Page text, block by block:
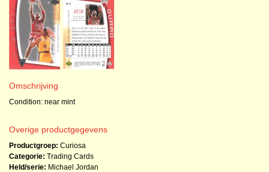
Omschrijving
Condition: near mint
Overige productgegevens
Productgroep: Curiosa
Categorie: Trading Cards
Held/serie: Michael Jordan